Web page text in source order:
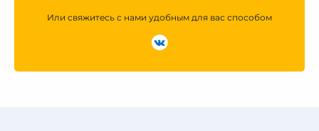
Или свяжитесь с нами удобным для вас способом